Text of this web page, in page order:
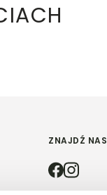
ZNAJDŹ NAS